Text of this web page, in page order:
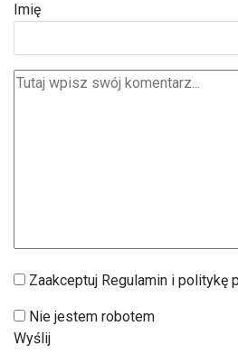
Imię
Zaakceptuj Regulamin i politykę
Nie jestem robotem
Wyślij